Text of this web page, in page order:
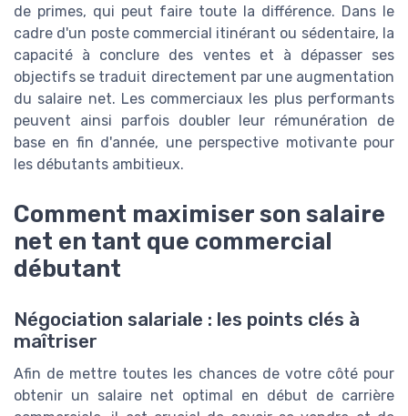
de primes, qui peut faire toute la différence. Dans le
cadre d'un poste commercial itinérant ou sédentaire, la
capacité à conclure des ventes et à dépasser ses
objectifs se traduit directement par une augmentation
du salaire net. Les commerciaux les plus performants
peuvent ainsi parfois doubler leur rémunération de
base en fin d'année, une perspective motivante pour
les débutants ambitieux.
Comment maximiser son salaire
net en tant que commercial
débutant
Négociation salariale : les points clés à
maîtriser
Afin de mettre toutes les chances de votre côté pour
obtenir un salaire net optimal en début de carrière